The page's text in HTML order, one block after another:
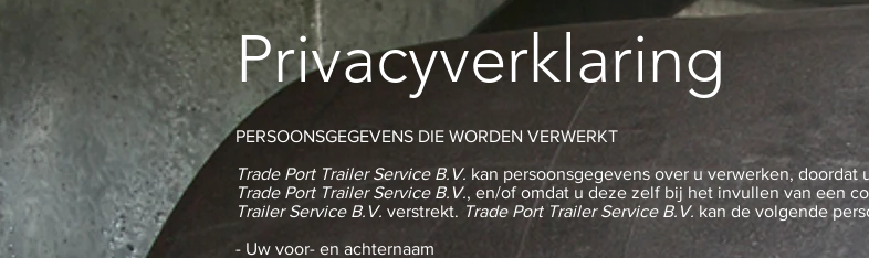
Privacyverklaring
PERSOONSGEGEVENS DIE WORDEN VERWERKT
Trade Port Trailer Service B.V. kan persoonsgegevens over u verwerken, doordat
Trade Port Trailer Service B.V., en/of omdat u deze zelf bij het invullen van een
Trailer Service B.V. verstrekt. Trade Port Trailer Service B.V. kan de volgende
- Uw voor- en achternaam